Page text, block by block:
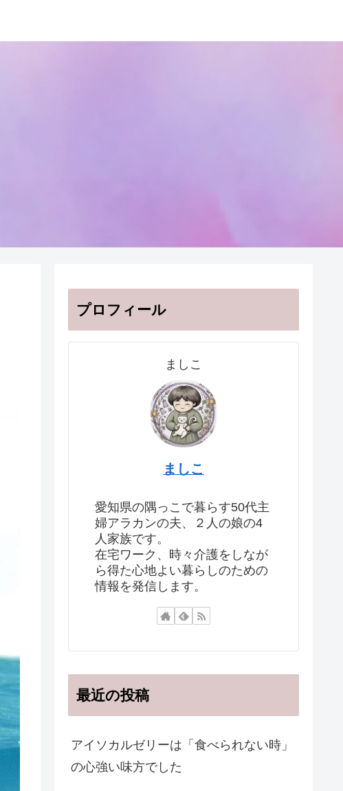
プロフィール
ましこ
ましこ
愛知県の隅っこで暮らす50代主
婦アラカンの夫、２人の娘の4
人家族です。
在宅ワーク、時々介護をしなが
ら得た心地よい暮らしのための
情報を発信します。
最近の投稿
アイソカルゼリーは「食べられない時」
の心強い味方でした